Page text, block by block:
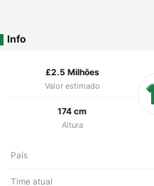
Info
£2.5 Milhões
Valor estimado
174 cm
Altura
País
Time atual